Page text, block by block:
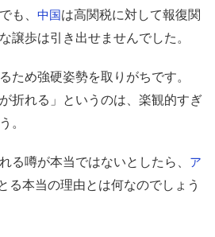
も、 中国は高関税に対して報復関
譲歩は引き出せませんでした。
ため強硬姿勢を取りがちです。
折れる」というのは、楽観的すぎ
。
る噂が本当ではないとしたら、 ア
る本当の理由とは何なのでしょう